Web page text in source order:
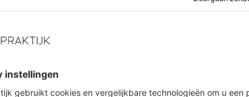
Zelf maak ik al jaren uitstapjes naar andere
facilitair en nu directiesecretaris. Altijd wel
het meest boeiende vakgebied is dat ik ken!”
antwoordde op de poll. Hij is senior